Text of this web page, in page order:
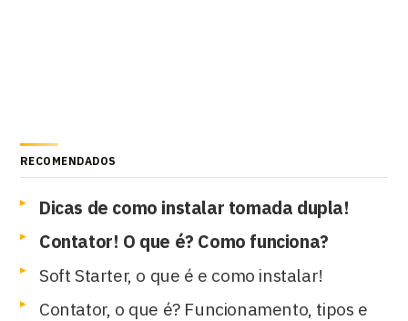
RECOMENDADOS
Dicas de como instalar tomada dupla!
Contator! O que é? Como funciona?
Soft Starter, o que é e como instalar!
Contator, o que é? Funcionamento, tipos e